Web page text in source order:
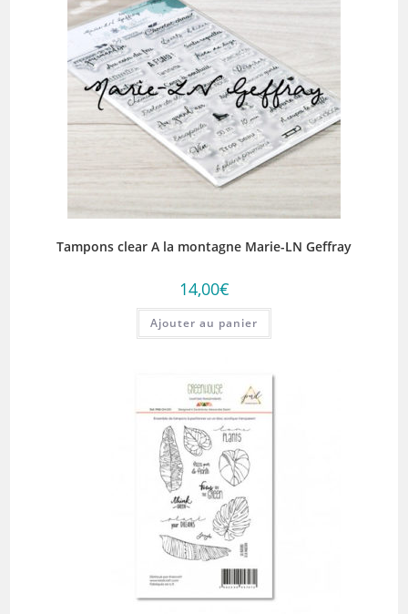
Tampons clear A la montagne Marie-LN Geffray
14,00€
Ajouter au panier